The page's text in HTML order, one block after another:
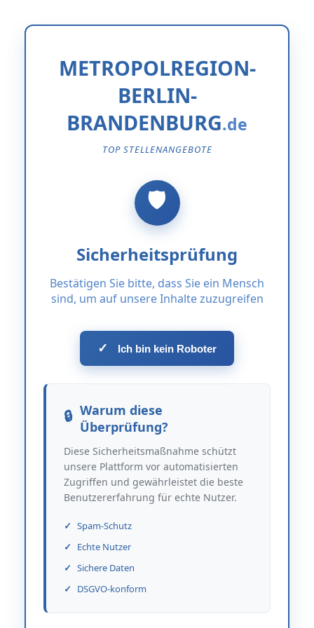
METROPOLREGION-
BERLIN-
BRANDENBURG
TOP STELLENANGEBOTE
Sicherheitsprüfung
Bestätigen Sie bitte, dass Sie ein Mensch
sind, um auf unsere Inhalte zuzugreifen
✓ Ich bin kein Roboter
Warum diese
Überprüfung?
Diese Sicherheitsmaßnahme schützt
unsere Plattform vor automatisierten
Zugriffen und gewährleistet die beste
Benutzererfahrung für echte Nutzer.
Spam-Schutz
Echte Nutzer
Sichere Daten
DSGVO-konform